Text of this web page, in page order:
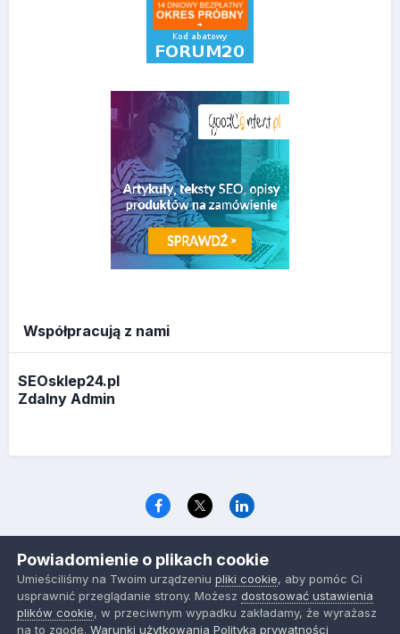
Współpracują z nami
SEOsklep24.pl
Zdalny Admin
www.optymalizacja.com
Powered by Invision Community
Powiadomienie o plikach cookie
Umieściliśmy na Twoim urządzeniupliki cookie, aby pomóc Ci
usprawnić przeglądanie strony. Możeszdostosować ustawienia
plików cookie, w przeciwnym wypadku zakładamy, że wyrażasz
na to zgodę.Warunki użytkowania Polityka prywatności